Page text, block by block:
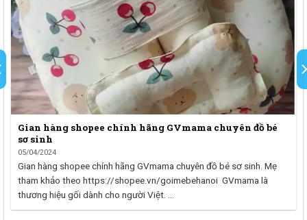
Gian hàng shopee chính hãng GVmama chuyên đồ bé
sơ sinh
05/04/2024
Gian hàng shopee chính hãng GVmama chuyên đồ bé sơ sinh. Mẹ
tham khảo theo https://shopee.vn/goimebehanoi GVmama là
thương hiệu gối dành cho người Việt. ...